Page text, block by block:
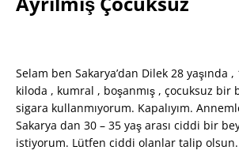
Selam ben Sakarya’dan Dilek 28 yaşında
kiloda , kumral , boşanmış , çocuksuz bir
sigara kullanmıyorum. Kapalıyım.
Sakarya dan 30 – 35 yaş arası ciddi bir
istiyorum. Lütfen ciddi olanlar talip olsun.